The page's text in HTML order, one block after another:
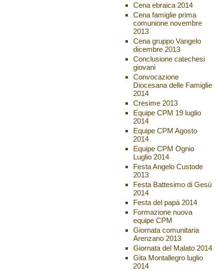
Cena ebraica 2014
Cena famiglie prima
comunione novembre
2013
Cena gruppo Vangelo
dicembre 2013
Conclusione catechesi
giovani
Convocazione
Diocesana delle Famiglie
2014
Cresime 2013
Equipe CPM 19 luglio
2014
Equipe CPM Agosto
2014
Equipe CPM Ognio
Luglio 2014
Festa Angelo Custode
2013
Festa Battesimo di Gesù
2014
Festa del papà 2014
Formazione nuova
equipe CPM
Giornata comunitaria
Arenzano 2013
Giornata del Malato 2014
Gita Montallegro luglio
2014